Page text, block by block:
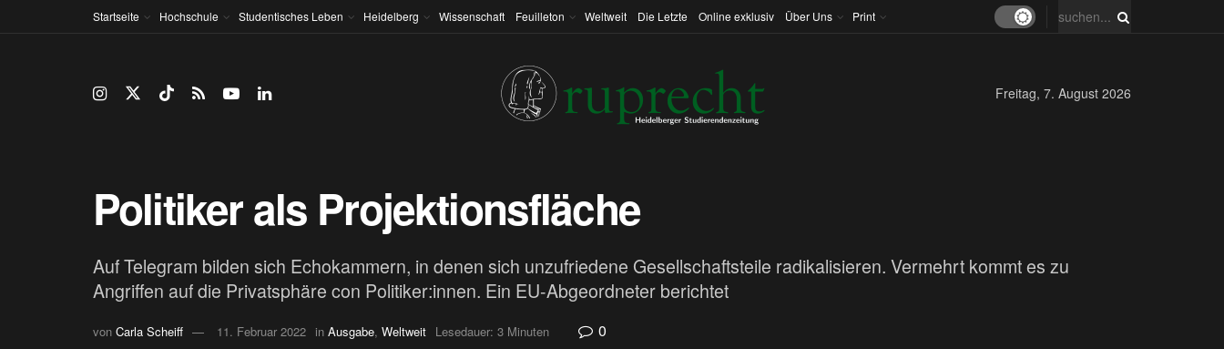
Startseite Hochschule Studentisches Leben Heidelberg Wissenschaft Feuilleton Weltweit Die Letzte Online exklusiv Über Uns Print
Freitag, 7. August 2026
Politiker als Projektionsfläche
Auf Telegram bilden sich Echokammern, in denen sich unzufriedene Gesellschaftsteile radikalisieren. Vermehrt kommt es zu
Angriffen auf die Privatsphäre con Politiker:innen. Ein EU-Abgeordneter berichtet
von Carla Scheiff 11. Februar 2022 in Ausgabe, Weltweit Lesedauer: 3 Minuten 0